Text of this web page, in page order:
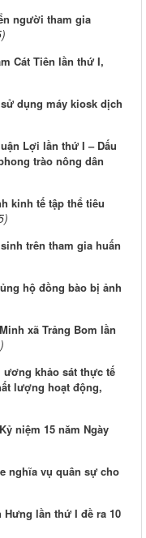
người tham gia
Cát Tiên lần thứ I,
dụng máy kiosk dịch
Lợi lần thứ I – Dấu
trào nông dân
kinh tế tập thể tiêu
trên tham gia huấn
hộ đồng bào bị ảnh
xã Trảng Bom lần
ương khảo sát thực tế
lượng hoạt động,
niệm 15 năm Ngày
nghĩa vụ quân sự cho
lần thứ I đề ra 10